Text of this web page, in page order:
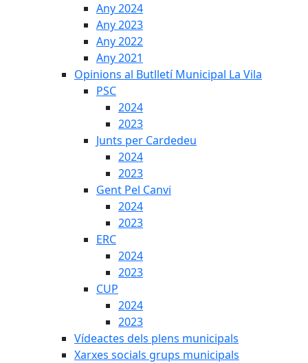
Any 2024
Any 2023
Any 2022
Any 2021
Opinions al Butlletí Municipal La Vila
PSC
2024
2023
Junts per Cardedeu
2024
2023
Gent Pel Canvi
2024
2023
ERC
2024
2023
CUP
2024
2023
Vídeactes dels plens municipals
Xarxes socials grups municipals